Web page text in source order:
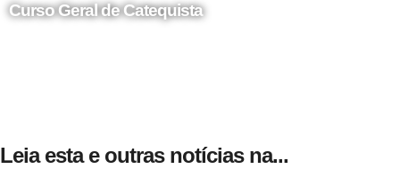
Curso Geral de Catequista
Leia esta e outras notícias na...